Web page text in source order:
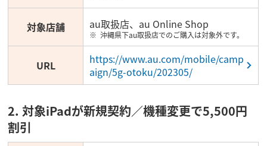
対象店舗 au取扱店、au Online Shop
沖縄県下au取扱店でのご購入は対象外です。
URL
https://www.au.com/mobile/camp
aign/5g-otoku/202305/
2. 対象iPadが新規契約／機種変更で5,500円
割引